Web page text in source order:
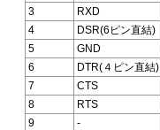
3
RXD
4
DSR(6ピン直結)
5
GND
6
DTR(４ピン直結)
7
CTS
8
RTS
9
-